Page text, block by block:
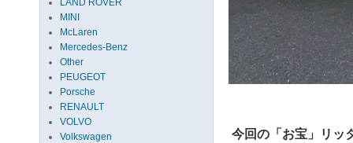
LAND ROVER
MINI
McLaren
Mercedes-Benz
Other
PEUGEOT
Porsche
RENAULT
VOLVO
Volkswagen
今回の「お宝」リッ